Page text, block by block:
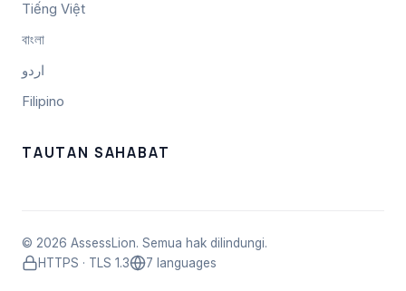
Tiếng Việt
বাংলা
اردو
Filipino
TAUTAN SAHABAT
© 2026 AssessLion. Semua hak dilindungi.
HTTPS · TLS 1.3
7 languages